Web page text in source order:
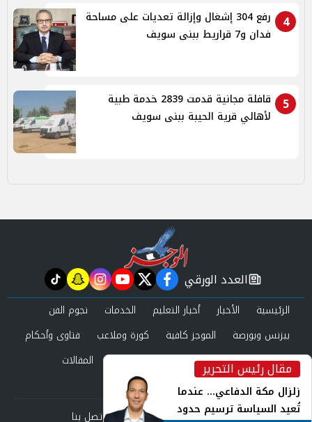
4
رفع 304 إشغال وإزالة تعديات على مساحة
فدان و7 قراريط ببنى سويف
5
قافلة مجانية قدمت 2839 خدمة طبية
لأهالي قرية الحيبة ببنى سويف
مقال رئيس التحرير
زلزال مكة الدفاعي... عندما
تُعيد السياسة ترسيم حدود
newspaper
العدد الورقي facebook
twitter
youtube
instagram
snapchat
tiktok
الرئيسية الأخبار أخبار التعليم الخدمات
نجوم الفن
بيزنس وبورصة
الموجز كافية كورة وملاعب
فتاوى وأحكام
صحة وجمال
عرب وعالم حوادث ومحاكم
المقالات
العدد الورقي
من نحن
سياسة الخصوصية اتصل بنا